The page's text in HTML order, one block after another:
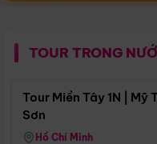
TOUR TRONG
Tour Miền Tây 1N | Mỹ
Sơn
Hồ Chí Minh